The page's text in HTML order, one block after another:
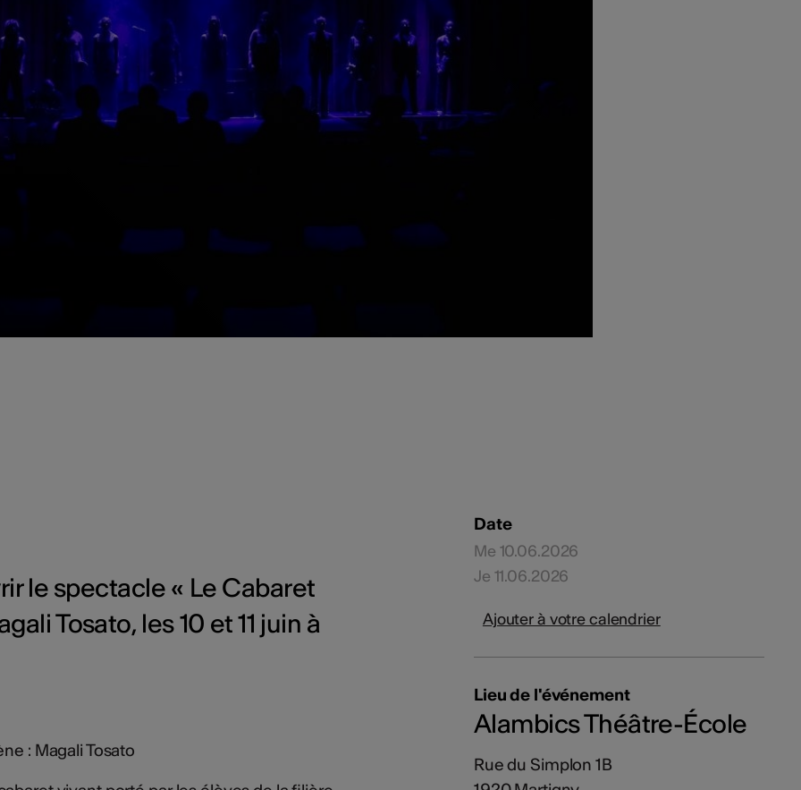
le spectacle « Le Cabaret
Tosato, les 10 et 11 juin à
: Magali Tosato
Date
Me 10.06.2026
Je 11.06.2026
Ajouter à votre calendrier
Lieu de l'événement
Alambics Théâtre-École
Rue du Simplon 1B